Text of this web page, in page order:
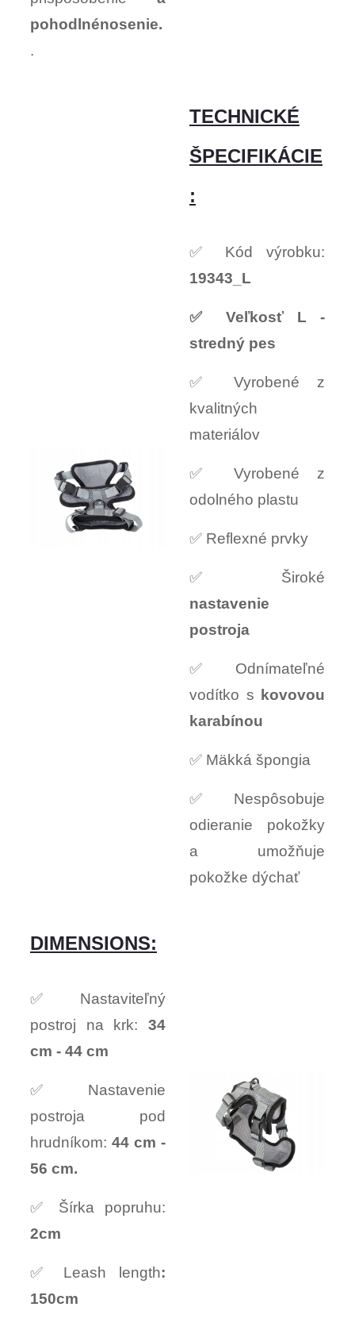
pohodlnénosenie.
.
TECHNICKÉ
ŠPECIFIKÁCIE
:
✅ Kód výrobku:
19343_L
✅ Veľkosť L -
stredný pes
✅ Vyrobené z
kvalitných
materiálov
✅ Vyrobené z
odolného plastu
✅ Reflexné prvky
✅ Široké
nastavenie
postroja
✅ Odnímateľné
vodítko s kovovou
karabínou
✅ Mäkká špongia
✅ Nespôsobuje
odieranie pokožky
a umožňuje
pokožke dýchať
DIMENSIONS:
✅ Nastaviteľný
postroj na krk: 34
cm - 44 cm
✅ Nastavenie
postroja pod
hrudníkom: 44 cm -
56 cm.
✅ Šírka popruhu:
2cm
✅ Leash length:
150cm